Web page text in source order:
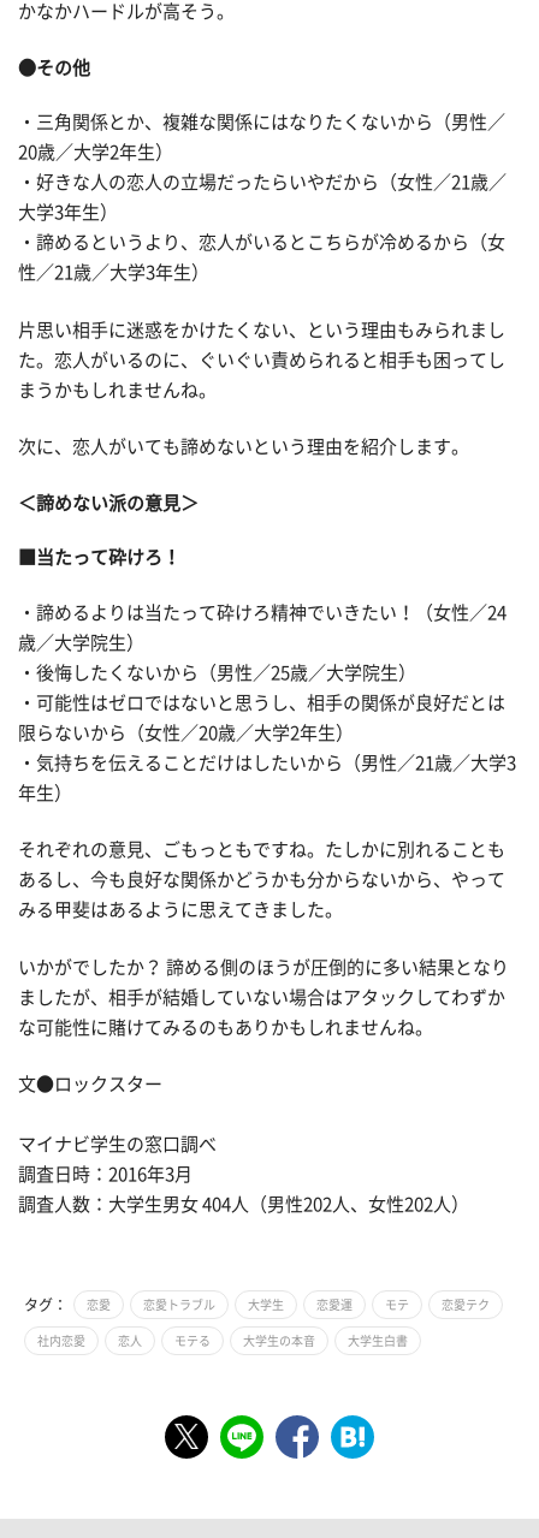
かなかハードルが高そう。
●その他
・三角関係とか、複雑な関係にはなりたくないから（男性／
20歳／大学2年生）
・好きな人の恋人の立場だったらいやだから（女性／21歳／
大学3年生）
・諦めるというより、恋人がいるとこちらが冷めるから（女
性／21歳／大学3年生）
片思い相手に迷惑をかけたくない、という理由もみられまし
た。恋人がいるのに、ぐいぐい責められると相手も困ってし
まうかもしれませんね。
次に、恋人がいても諦めないという理由を紹介します。
＜諦めない派の意見＞
■当たって砕けろ！
・諦めるよりは当たって砕けろ精神でいきたい！（女性／24
歳／大学院生）
・後悔したくないから（男性／25歳／大学院生）
・可能性はゼロではないと思うし、相手の関係が良好だとは
限らないから（女性／20歳／大学2年生）
・気持ちを伝えることだけはしたいから（男性／21歳／大学3
年生）
それぞれの意見、ごもっともですね。たしかに別れることも
あるし、今も良好な関係かどうかも分からないから、やって
みる甲斐はあるように思えてきました。
いかがでしたか？ 諦める側のほうが圧倒的に多い結果となり
ましたが、相手が結婚していない場合はアタックしてわずか
な可能性に賭けてみるのもありかもしれませんね。
文●ロックスター
マイナビ学生の窓口調べ
調査日時：2016年3月
調査人数：大学生男女 404人（男性202人、女性202人）
タグ： 恋愛 恋愛トラブル 大学生 恋愛運 モテ 恋愛テク
社内恋愛 恋人 モテる 大学生の本音 大学生白書